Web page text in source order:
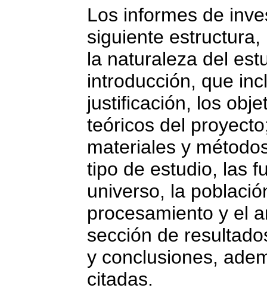
Los informes de
siguiente
la naturaleza del
introducción, que
justificación, los
teóricos del
materiales y
tipo de estudio, las
universo, la
procesamiento y el
sección de
y conclusiones,
citadas.